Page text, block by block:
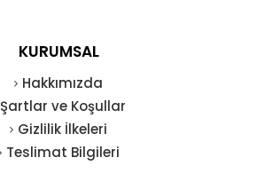
KURUMSAL
Hakkımızda
Şartlar ve Koşullar
Gizlilik İlkeleri
Teslimat Bilgileri